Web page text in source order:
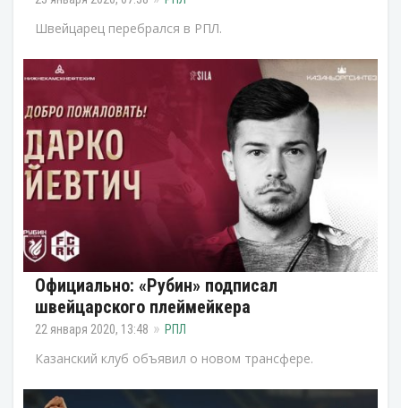
Швейцарец перебрался в РПЛ.
Официально: «Рубин» подписал
швейцарского плеймейкера
22 января 2020, 13:48 РПЛ
Казанский клуб объявил о новом трансфере.